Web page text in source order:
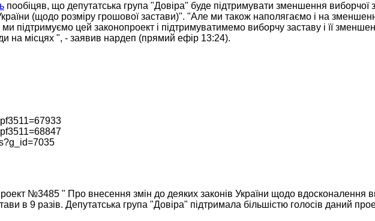
пообіцяв, що депутатська група "Довіра" буде підтримувати зменшення
(щодо розміру грошової застави)". "Але ми також наполягаємо і на
підтримуємо цей законопроект і підтримуватимемо виборчу заставу і її
на місцях ", - заявив нардеп (прямий ефір 13:24).
№3485 " Про внесення змін до деяких законів України щодо вдосконалення
в 9 разів. Депутатська група "Довіра" підтримала більшістю голосів даний